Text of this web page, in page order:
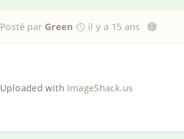
Posté par Green il y a 15 ans
Uploaded with ImageShack.us